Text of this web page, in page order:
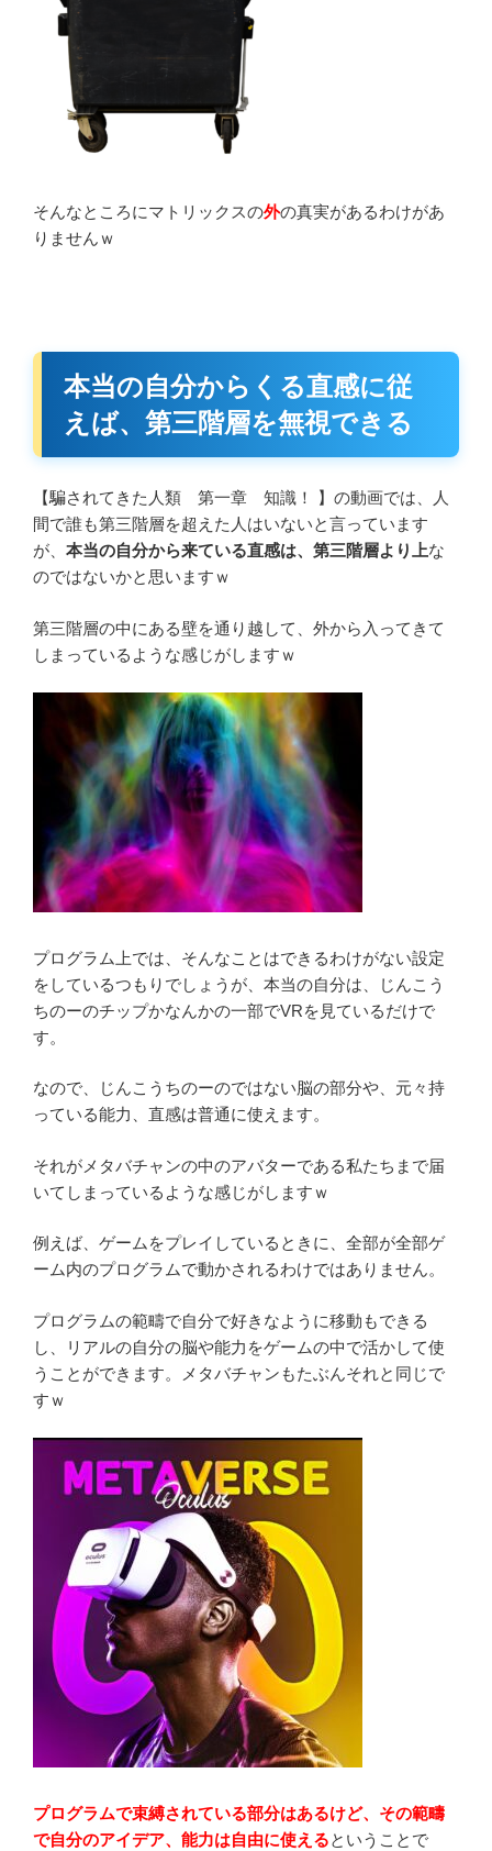
そんなところにマトリックスの外の真実があるわけがあ
りませんｗ
本当の自分からくる直感に従
えば、第三階層を無視できる
【騙されてきた人類 第一章 知識！ 】の動画では、人
間で誰も第三階層を超えた人はいないと言っています
が、 本当の自分から来ている直感は、第三階層より上な
のではないかと思いますｗ
第三階層の中にある壁を通り越して、外から入ってきて
しまっているような感じがしますｗ
プログラム上では、そんなことはできるわけがない設定
をしているつもりでしょうが、本当の自分は、じんこう
ちのーのチップかなんかの一部でVRを見ているだけで
す。
なので、じんこうちのーのではない脳の部分や、元々持
っている能力、直感は普通に使えます。
それがメタバチャンの中のアバターである私たちまで届
いてしまっているような感じがしますｗ
例えば、ゲームをプレイしているときに、全部が全部ゲ
ーム内のプログラムで動かされるわけではありません。
プログラムの範疇で自分で好きなように移動もできる
し、リアルの自分の脳や能力をゲームの中で活かして使
うことができます。メタバチャンもたぶんそれと同じで
すｗ
プログラムで束縛されている部分はあるけど、その範疇
で自分のアイデア、能力は自由に使えるということで